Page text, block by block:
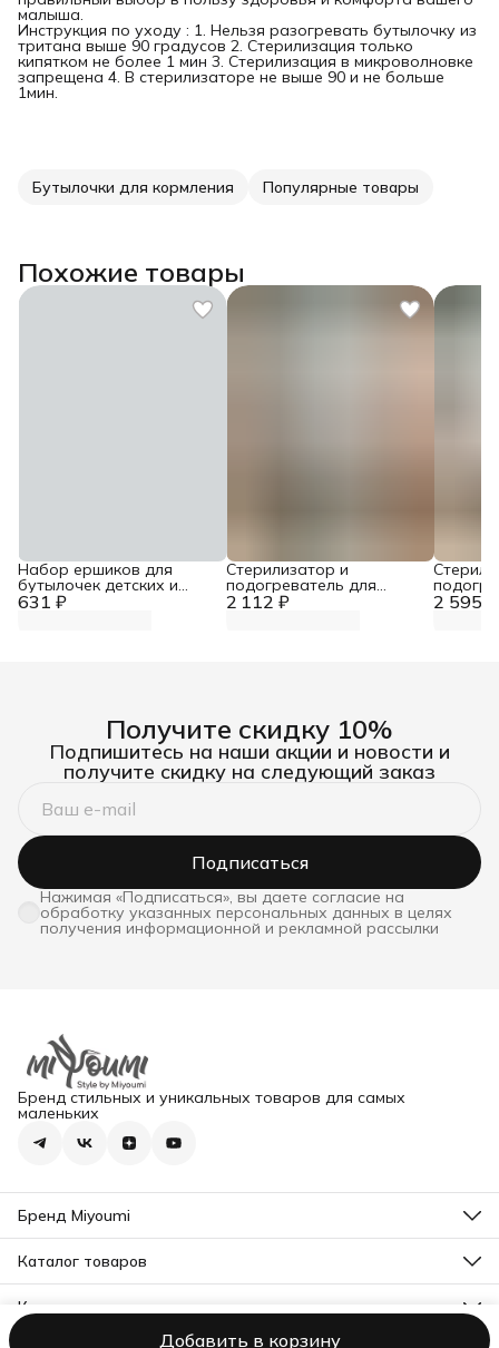
Добавить в корзину
малыша.
Инструкция по уходу : 1. Нельзя разогревать бутылочку из
тритана выше 90 градусов 2. Стерилизация только
кипятком не более 1 мин 3. Стерилизация в микроволновке
запрещена 4. В стерилизаторе не выше 90 и не больше
1мин.
Бутылочки для кормления Популярные товары
Похожие товары
631 ₽
Набор ершиков для
бутылочек детских и
сосок 3 шт 2 112 ₽
Стерилизатор и
подогреватель для
бутылочек 2 595 ₽
Получите скидку 10%
Подпишитесь на наши акции и новости и
получите скидку на следующий заказ
Подписаться
Нажимая «Подписаться», вы даете согласие на
обработку указанных персональных данных в целях
получения информационной и рекламной рассылки
Бренд стильных и уникальных товаров для самых
маленьких
Бренд Miyoumi
Контакты
Каталог товаров
Контакты